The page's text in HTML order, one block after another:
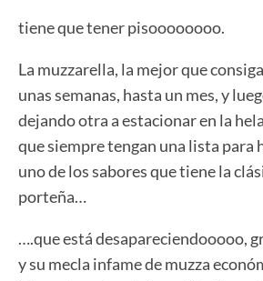
tiene que tener pisoooooooo.
La muzzarella, la mejor que
unas semanas, hasta un mes, y
dejando otra a estacionar en la
que siempre tengan una lista para
uno de los sabores que tiene la
porteña…
….que está desapareciendooooo,
y su mecla infame de muzza